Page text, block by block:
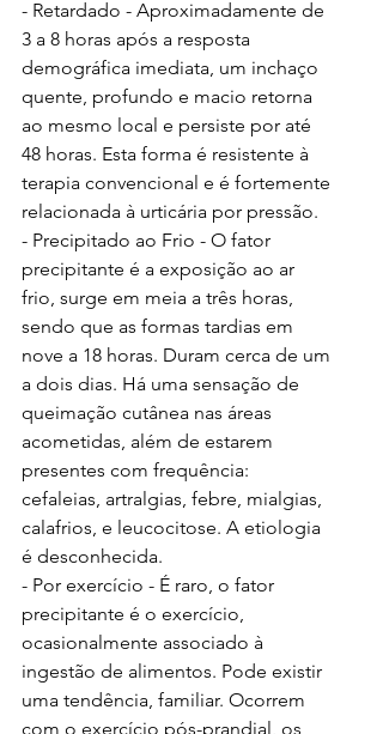
- Retardado - Aproximadamente de
3 a 8 horas após a resposta
demográfica imediata, um inchaço
quente, profundo e macio retorna
ao mesmo local e persiste por até
48 horas. Esta forma é resistente à
terapia convencional e é fortemente
relacionada à urticária por pressão.
- Precipitado ao Frio - O fator
precipitante é a exposição ao ar
frio, surge em meia a três horas,
sendo que as formas tardias em
nove a 18 horas. Duram cerca de um
a dois dias. Há uma sensação de
queimação cutânea nas áreas
acometidas, além de estarem
presentes com frequência:
cefaleias, artralgias, febre, mialgias,
calafrios, e leucocitose. A etiologia
é desconhecida.
- Por exercício - É raro, o fator
precipitante é o exercício,
ocasionalmente associado à
ingestão de alimentos. Pode existir
uma tendência, familiar. Ocorrem
com o exercício pós-prandial, os